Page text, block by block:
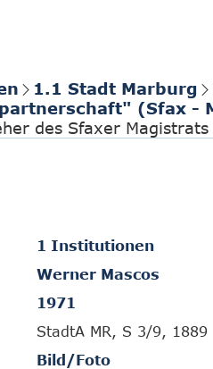
1.1 Stadt Marburg
(Sfax -
des Sfaxer
1 Institutionen
Werner Mascos
1971
StadtA MR, S 3/9, 1889
Bild/Foto